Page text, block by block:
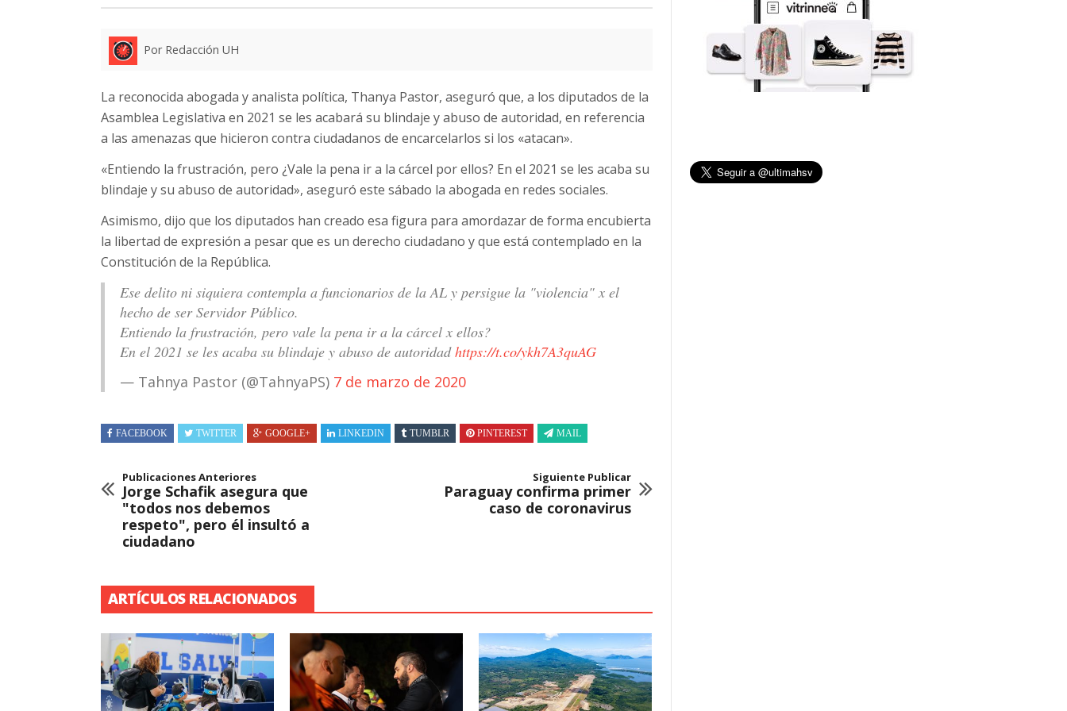
Por Redacción UH
La reconocida abogada y analista política, Thanya Pastor, aseguró que, a los diputados de la
Asamblea Legislativa en 2021 se les acabará su blindaje y abuso de autoridad, en referencia
a las amenazas que hicieron contra ciudadanos de encarcelarlos si los «atacan».
«Entiendo la frustración, pero ¿Vale la pena ir a la cárcel por ellos? En el 2021 se les acaba su
blindaje y su abuso de autoridad», aseguró este sábado la abogada en redes sociales.
Asimismo, dijo que los diputados han creado esa figura para amordazar de forma encubierta
la libertad de expresión a pesar que es un derecho ciudadano y que está contemplado en la
Constitución de la República.
Ese delito ni siquiera contempla a funcionarios de la AL y persigue la "violencia" x el
hecho de ser Servidor Público.
Entiendo la frustración, pero vale la pena ir a la cárcel x ellos?
En el 2021 se les acaba su blindaje y abuso de autoridadhttps://t.co/ykh7A3quAG
— Tahnya Pastor (@TahnyaPS) 7 de marzo de 2020
FACEBOOK TWITTER GOOGLE+ LINKEDIN TUMBLR PINTEREST MAIL
Publicaciones Anteriores
Jorge Schafik asegura que
"todos nos debemos
respeto", pero él insultó a
ciudadano
Siguiente Publicar
Paraguay confirma primer
caso de coronavirus
ARTÍCULOS RELACIONADOS